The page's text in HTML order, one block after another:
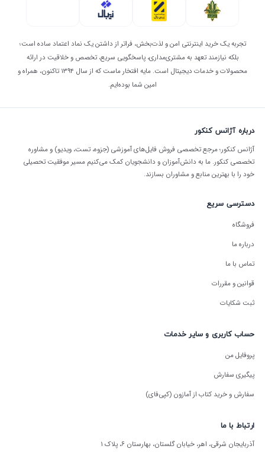
تجربه یک خرید اینترنتی امن و لذت‌بخش، فراتر از داشتن یک نماد اعتماد ساده است؛
بلکه نیازمند تعهد به مشتری‌مداری، پاسخگویی سریع، تخصص و خلاقیت در ارائه
محصولات و خدمات دیجیتال است. مایه افتخار ماست که از سال ۱۳۹۴ تاکنون، همراه و
امین شما بوده‌ایم.
درباره آژانس کنکور
آژانس کنکور؛ مرجع تخصصی فروش فایل‌های آموزشی (جزوه، تست، ویدیو) و مشاوره
تخصصی کنکور. ما به دانش‌آموزان و دانشجویان کمک می‌کنیم مسیر موفقیت تحصیلی
خود را با بهترین منابع و مشاوران بسازند.
دسترسی سریع
فروشگاه
درباره ما
تماس با ما
قوانین و مقررات
ثبت شکایات
حساب کاربری و سایر خدمات
پروفایل من
پیگیری سفارش
سفارش و خرید کتاب از آمازون (کپی‌فای)
ارتباط با ما
آذربایجان شرقی، اهر، خیابان گلستان، بهارستان ۶، پلاک ۱